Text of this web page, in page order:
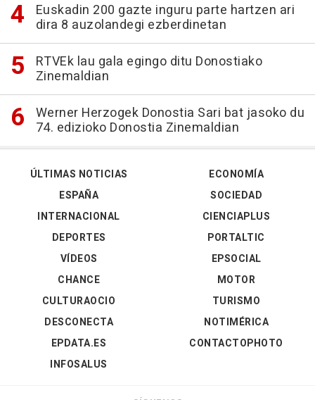
Euskadin 200 gazte inguru parte hartzen ari
dira 8 auzolandegi ezberdinetan
RTVEk lau gala egingo ditu Donostiako
Zinemaldian
Werner Herzogek Donostia Sari bat jasoko du
74. edizioko Donostia Zinemaldian
ÚLTIMAS NOTICIAS
ESPAÑA
INTERNACIONAL
DEPORTES
VÍDEOS
ECONOMÍA
SOCIEDAD
CIENCIAPLUS
PORTALTIC
EPSOCIAL
CHANCE
CULTURAOCIO
DESCONECTA
EPDATA.ES
INFOSALUS
MOTOR
TURISMO
NOTIMÉRICA
CONTACTOPHOTO